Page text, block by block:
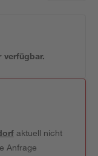
verfügbar.
aktuell nicht
Anfrage